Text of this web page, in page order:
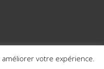
votre expérience.